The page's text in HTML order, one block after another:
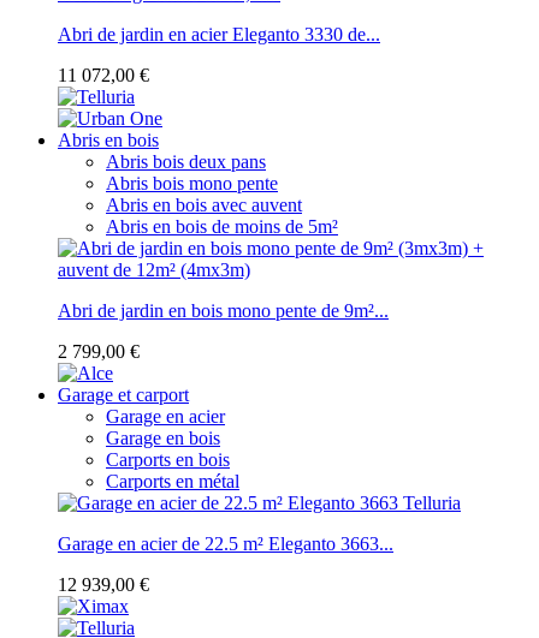
Abri de jardin en acier Eleganto 3330 de...
11 072,00 €
Abris en bois
Abris bois deux pans
Abris bois mono pente
Abris en bois avec auvent
Abris en bois de moins de 5m²
Abri de jardin en bois mono pente de 9m²...
2 799,00 €
Garage et carport
Garage en acier
Garage en bois
Carports en bois
Carports en métal
Garage en acier de 22.5 m² Eleganto 3663...
12 939,00 €